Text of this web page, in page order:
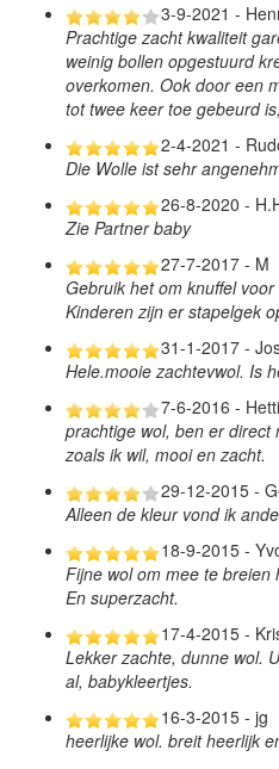
3-9-2021 -
Prachtige zacht kwaliteit
weinig bollen opgestuurd
overkomen. Ook door een
tot twee keer toe gebeurd
2-4-2021 -
Die Wolle ist sehr
26-8-2020 -
Zie Partner baby
27-7-2017 - M
Gebruik het om knuffel
Kinderen zijn er stapelgek
31-1-2017 -
Hele.mooie zachtevwol. Is
7-6-2016 -
prachtige wol, ben er
zoals ik wil, mooi en zacht.
29-12-2015 -
Alleen de kleur vond ik
18-9-2015 -
Fijne wol om mee te breien
En superzacht.
17-4-2015 -
Lekker zachte, dunne wol.
al, babykleertjes.
16-3-2015 - jg
heerlijke wol. breit heerlijk